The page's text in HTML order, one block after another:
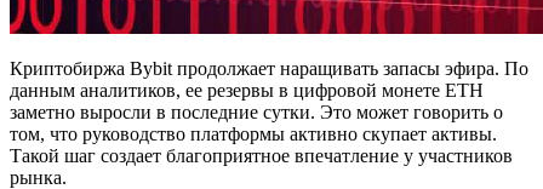
Криптобиржа Bybit продолжает наращивать запасы эфира. По
данным аналитиков, ее резервы в цифровой монете ETH
заметно выросли в последние сутки. Это может говорить о
том, что руководство платформы активно скупает активы.
Такой шаг создает благоприятное впечатление у участников
рынка.